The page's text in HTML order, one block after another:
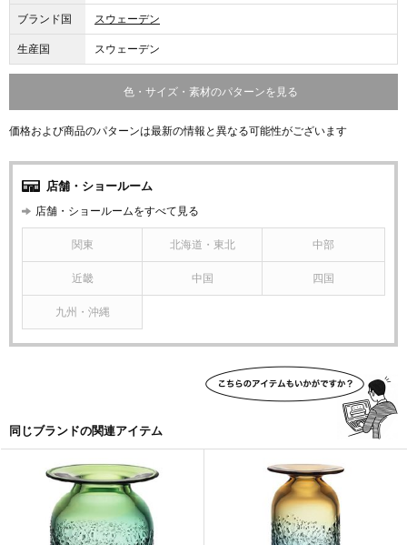
ブランド国 スウェーデン
生産国 スウェーデン
色・サイズ・素材のパターンを見る
価格および商品のパターンは最新の情報と異なる可能性がございます
店舗・ショールーム
店舗・ショールームをすべて見る
関東 北海道・東北 中部
近畿 中国 四国
九州・沖縄
同じブランドの関連アイテム